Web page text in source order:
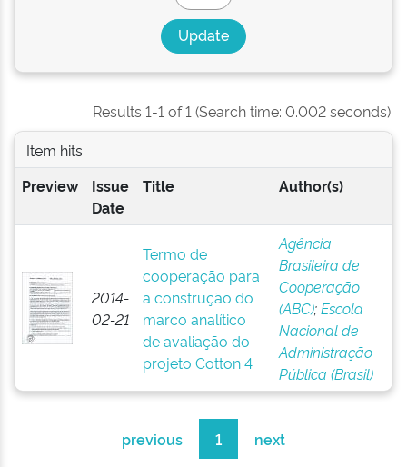
Results 1-1 of 1 (Search time: 0.002 seconds).
Item hits:
Preview
Issue
Date
Title Author(s)
2014-
02-21
Termo de
cooperação para
a construção do
marco analítico
de avaliação do
projeto Cotton 4
Agência
Brasileira de
Cooperação
(ABC);Escola
Nacional de
Administração
Pública (Brasil)
previous 1 next